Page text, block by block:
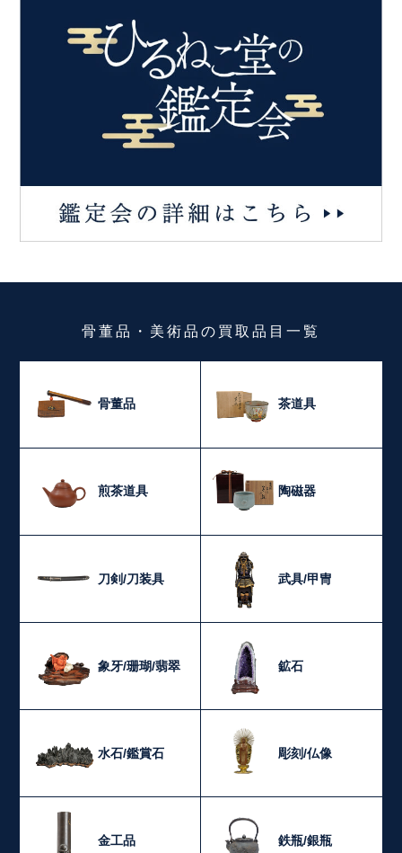
骨董品・美術品の買取品目一覧
骨董品 茶道具
煎茶道具 陶磁器
刀剣/刀装具 武具/甲冑
象牙/珊瑚/翡翠 鉱石
水石/鑑賞石 彫刻/仏像
金工品 鉄瓶/銀瓶